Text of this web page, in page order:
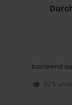
basierend
62%